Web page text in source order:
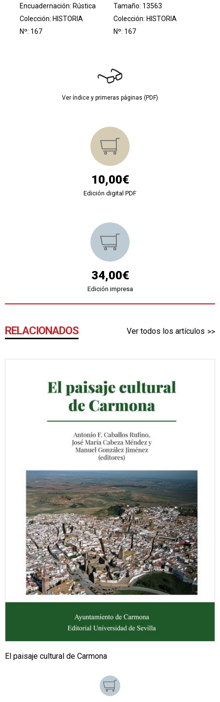
Encuadernación: Rústica
Colección: HISTORIA
Nº: 167
Tamaño: 13563
Colección: HISTORIA
Nº: 167
Ver índice y primeras páginas (PDF)
10,00€
Edición digital PDF
34,00€
Edición impresa
RELACIONADOS Ver todos los artículos
El paisaje cultural de Carmona